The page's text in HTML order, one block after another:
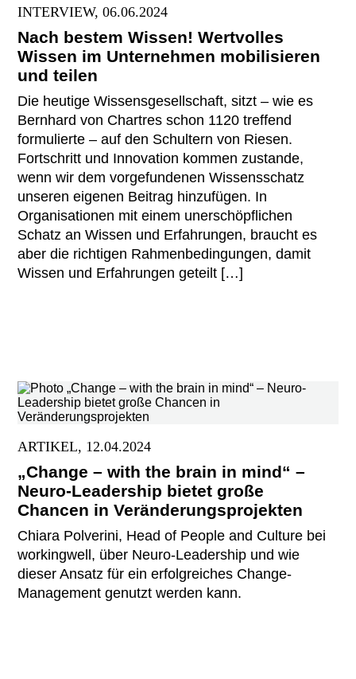
INTERVIEW, 06.06.2024
Nach bestem Wissen! Wertvolles
Wissen im Unternehmen mobilisieren
und teilen
Die heutige Wissensgesellschaft, sitzt – wie es
Bernhard von Chartres schon 1120 treffend
formulierte – auf den Schultern von Riesen.
Fortschritt und Innovation kommen zustande,
wenn wir dem vorgefundenen Wissensschatz
unseren eigenen Beitrag hinzufügen. In
Organisationen mit einem unerschöpflichen
Schatz an Wissen und Erfahrungen, braucht es
aber die richtigen Rahmenbedingungen, damit
Wissen und Erfahrungen geteilt […]
ARTIKEL, 12.04.2024
„Change – with the brain in mind“ –
Neuro-Leadership bietet große
Chancen in Veränderungsprojekten
Chiara Polverini, Head of People and Culture bei
workingwell, über Neuro-Leadership und wie
dieser Ansatz für ein erfolgreiches Change-
Management genutzt werden kann.